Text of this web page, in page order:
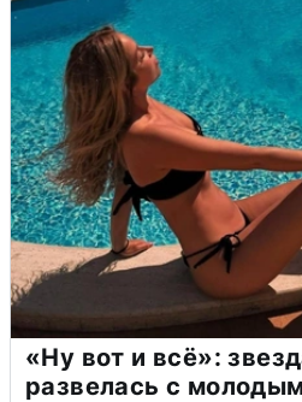
«Ну вот и всё»:
развелась с